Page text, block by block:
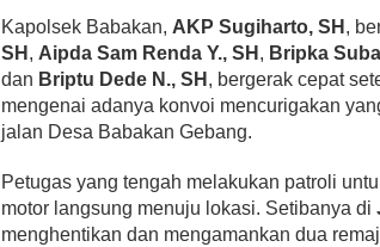
Kapolsek Babakan, AKP Sugiharto, SH ,
SH , Aipda Sam Renda Y., SH , Bripka
dan Briptu Dede N., SH , bergerak cepat
mengenai adanya konvoi mencurigakan
jalan Desa Babakan Gebang.
Petugas yang tengah melakukan patroli
motor langsung menuju lokasi. Setibanya di
menghentikan dan mengamankan dua